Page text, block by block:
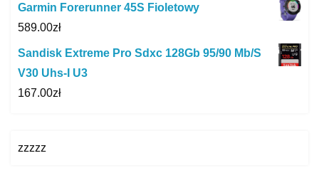
Garmin Forerunner 45S Fioletowy
589.00zł
Sandisk Extreme Pro Sdxc 128Gb 95/90 Mb/S
V30 Uhs-I U3
167.00zł
zzzzz